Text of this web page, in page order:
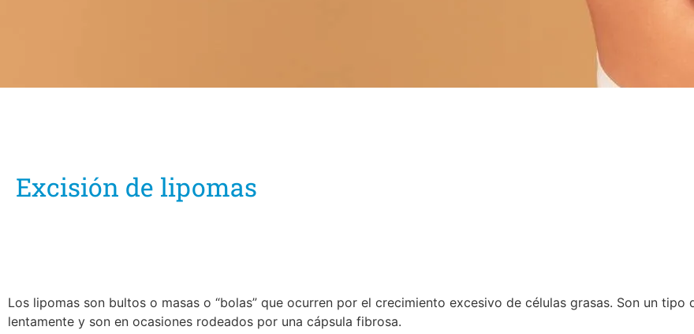
Excisión de lipomas
Los lipomas son bultos o masas o “bolas” que ocurren por el crecimiento excesivo de células grasas. Son un
lentamente y son en ocasiones rodeados por una cápsula fibrosa.